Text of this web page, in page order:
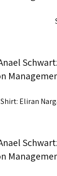
Shirt: Eliran